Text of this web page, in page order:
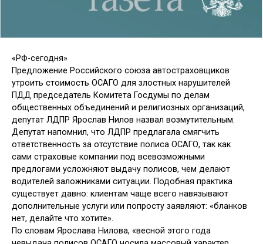
«РФ-сегодня»
Предложение Российского союза автостраховщиков
утроить стоимость ОСАГО для злостных нарушителей
ПДД председатель Комитета Госдумы по делам
общественных объединений и религиозных организаций,
депутат ЛДПР Ярослав Нилов назвал возмутительным.
Депутат напомнил, что ЛДПР предлагала смягчить
ответственность за отсутствие полиса ОСАГО, так как
сами страховые компании под всевозможными
предлогами усложняют выдачу полисов, чем делают
водителей заложниками ситуации. Подобная практика
существует давно: клиентам чаще всего навязывают
дополнительные услуги или попросту заявляют: «бланков
нет, делайте что хотите».
По словам Ярослава Нилова, «весной этого года